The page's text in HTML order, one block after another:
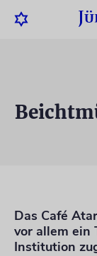
Das Café
vor allem ein
Institution